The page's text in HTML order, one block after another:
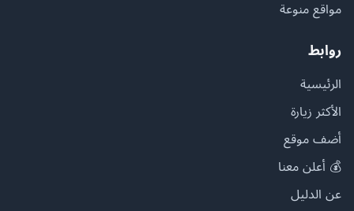
مواقع منوعة
روابط
الرئيسية
الأكثر زيارة
أضف موقع
💰 أعلن معنا
عن الدليل